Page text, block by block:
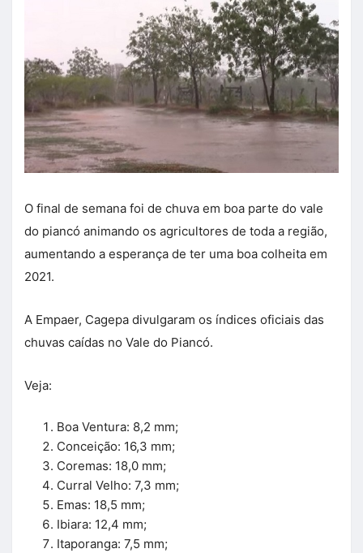
O final de semana foi de chuva em boa parte do vale
do piancó animando os agricultores de toda a região,
aumentando a esperança de ter uma boa colheita em
2021.
A Empaer, Cagepa divulgaram os índices oficiais das
chuvas caídas no Vale do Piancó.
Veja:
Boa Ventura: 8,2 mm;
Conceição: 16,3 mm;
Coremas: 18,0 mm;
Curral Velho: 7,3 mm;
Emas: 18,5 mm;
Ibiara: 12,4 mm;
Itaporanga: 7,5 mm;